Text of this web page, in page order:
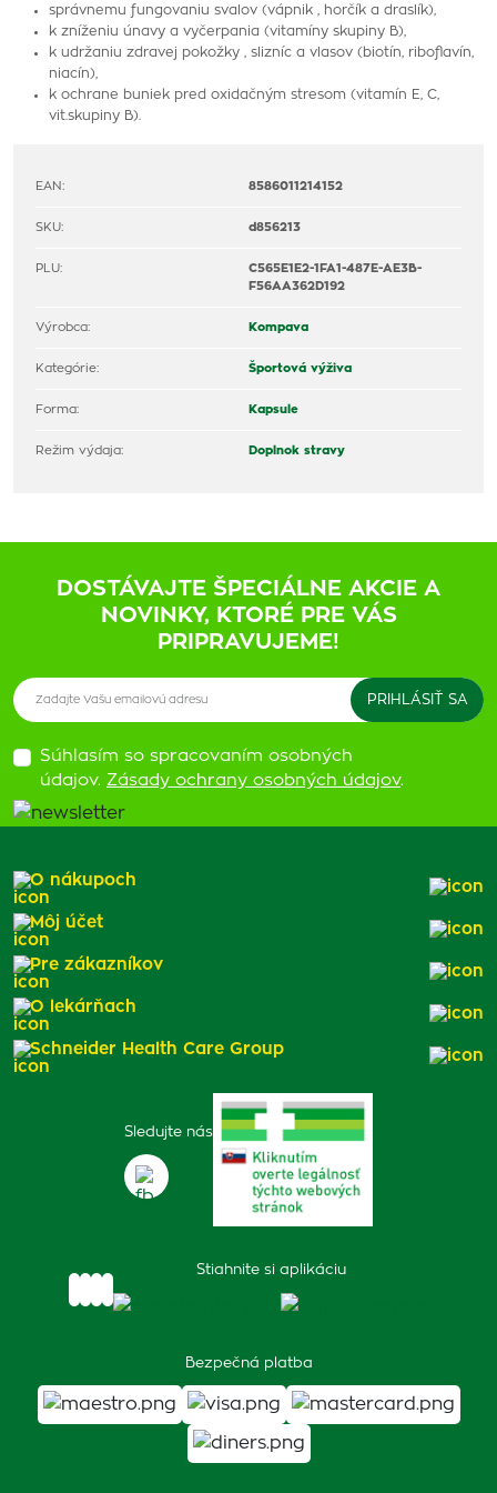
správnemu fungovaniu svalov (vápnik , horčík a draslík),
k zníženiu únavy a vyčerpania (vitamíny skupiny B),
k udržaniu zdravej pokožky , slizníc a vlasov (biotín, riboflavín,
niacín),
k ochrane buniek pred oxidačným stresom (vitamín E, C,
vit.skupiny B).
EAN: 8586011214152
SKU: d856213
PLU:
C565E1E2-1FA1-487E-AE3B-
F56AA362D192
Výrobca: Kompava
Kategórie: Športová výživa
Forma: Kapsule
Režim výdaja: Doplnok stravy
DOSTÁVAJTE ŠPECIÁLNE AKCIE A
NOVINKY, KTORÉ PRE VÁS
PRIPRAVUJEME!
Súhlasím so spracovaním osobných
údajov. Zásady ochrany osobných údajov.
Sledujte nás
Stiahnite si aplikáciu
Bezpečná platba
O nákupoch
Môj účet
Pre zákazníkov
O lekárňach
Schneider Health Care Group